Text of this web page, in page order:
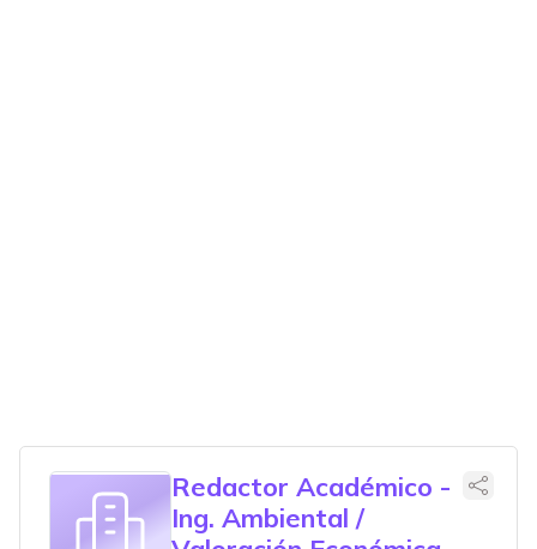
Redactor Académico -
Ing. Ambiental /